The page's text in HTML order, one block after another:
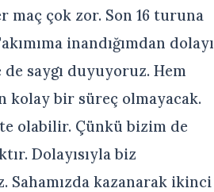
maç çok zor. Son 16 turuna
inandığımdan dolayı
saygı duyuyoruz. Hem
kolay bir süreç olmayacak.
olabilir. Çünkü bizim de
Dolayısıyla biz
Sahamızda kazanarak ikinci